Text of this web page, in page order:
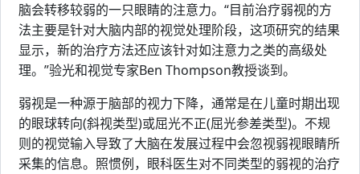
脑会转移较弱的一只眼睛的注意力。“目前治疗弱视的方
法主要是针对大脑内部的视觉处理阶段，这项研究的结果
显示，新的治疗方法还应该针对如注意力之类的高级处
理。”验光和视觉专家Ben Thompson教授谈到。
弱视是一种源于脑部的视力下降，通常是在儿童时期出现
的眼球转向(斜视类型)或屈光不正(屈光参差类型)。不规
则的视觉输入导致了大脑在发展过程中会忽视弱视眼睛所
采集的信息。照惯例，眼科医生对不同类型的弱视的治疗